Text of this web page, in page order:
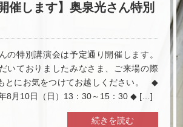
催します】奥泉光さん特別
の特別講演会は予定通り開催します。
いておりましたみなさま、ご来場の際
とにお気をつけてお越しください。 ◆
10日（日）13：30～15：30 ◆ […]
続きを読む